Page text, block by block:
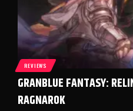
REVIEWS
GRANBLUE FANTASY:
RAGNAROK